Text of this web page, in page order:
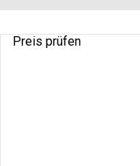
Preis prüfen